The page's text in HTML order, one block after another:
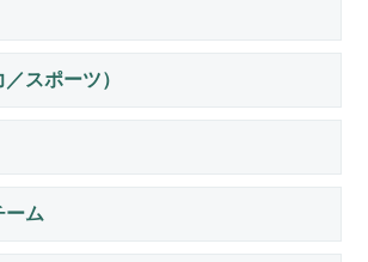
スポーツ）
ーム